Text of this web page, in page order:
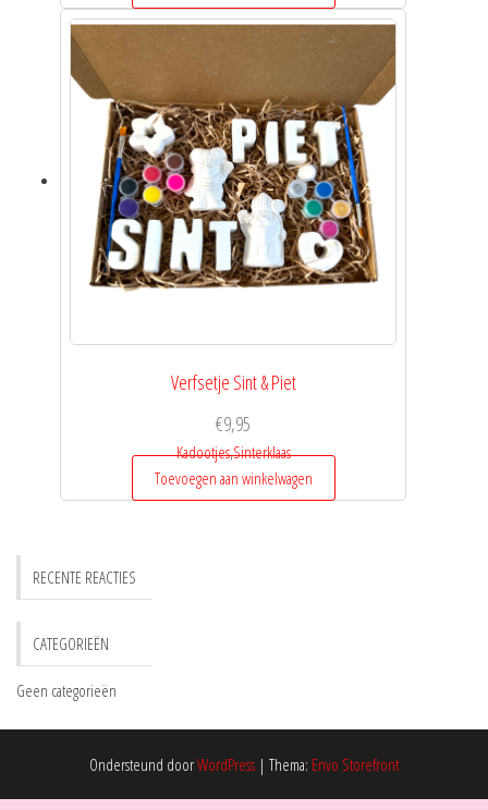
Verfsetje Sint & Piet
€9,95
Kadootjes,Sinterklaas
Toevoegen aan winkelwagen
RECENTE REACTIES
CATEGORIEËN
Geen categorieën
Ondersteund doorWordPress | Thema: Envo Storefront